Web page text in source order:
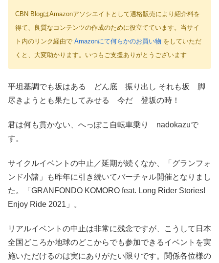
CBN BlogはAmazonアソシエイトとして適格販売により紹介料を
得て、良質なコンテンツの作成のために役立てています。当サイ
ト内のリンク経由で Amazonにて何らかのお買い物 をしていただ
くと、大変助かります。いつもご支援ありがとうございます
平坦基調でも坂はある どん底 振り出し それも坂 脚
尽きようとも果たしてみせる 今だ 登坂の時！
君は何も貫かない、へっぽこ自転車乗り nadokazuで
す。
サイクルイベントの中止／延期が続くなか、「グランフォ
ンド小諸」も昨年に引き続いてバーチャル開催となりまし
た。「GRANFONDO KOMORO feat. Long Rider Stories!
Enjoy Ride 2021」。
リアルイベントの中止は非常に残念ですが、こうして日本
全国どころか地球のどこからでも参加できるイベントを実
施いただけるのは実にありがたい限りです。関係各位様の